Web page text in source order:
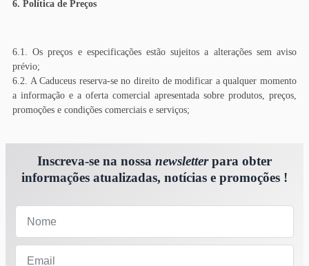
6. Política de Preços
6.1. Os preços e especificações estão sujeitos a alterações sem aviso
prévio;
6.2. A Caduceus reserva-se no direito de modificar a qualquer momento
a informação e a oferta comercial apresentada sobre produtos, preços,
promoções e condições comerciais e serviços;
Inscreva-se na nossa newsletterpara obter
informações atualizadas, notícias e promoções !